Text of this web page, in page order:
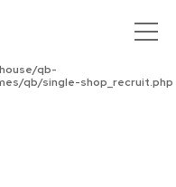
qb/single-shop_recruit.php
qb-
qb/single-shop_recruit.php